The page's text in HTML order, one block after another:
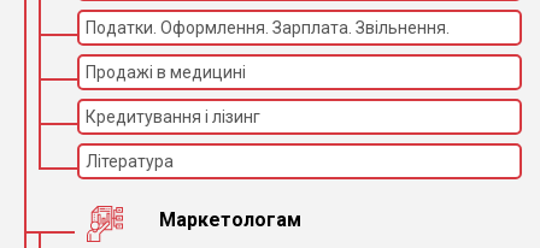
Податки. Оформлення. Зарплата. Звільнення.
Продажі в медицині
Кредитування і лізинг
Література
Маркетологам